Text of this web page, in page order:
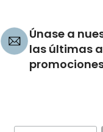
Únase a
las últimas